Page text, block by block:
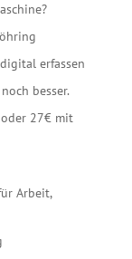
erfassen
besser.
27€ mit
Arbeit,